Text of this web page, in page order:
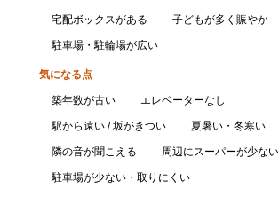
宅配ボックスがある 子どもが多く賑やか
駐車場・駐輪場が広い
気になる点
築年数が古い エレベーターなし
駅から遠い / 坂がきつい 夏暑い・冬寒い
隣の音が聞こえる 周辺にスーパーが少ない
駐車場が少ない・取りにくい